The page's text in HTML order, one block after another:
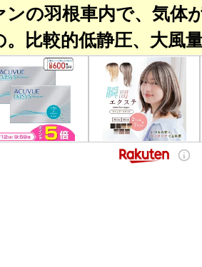
ンの羽根車内で、気体
。比較的低静圧、大風